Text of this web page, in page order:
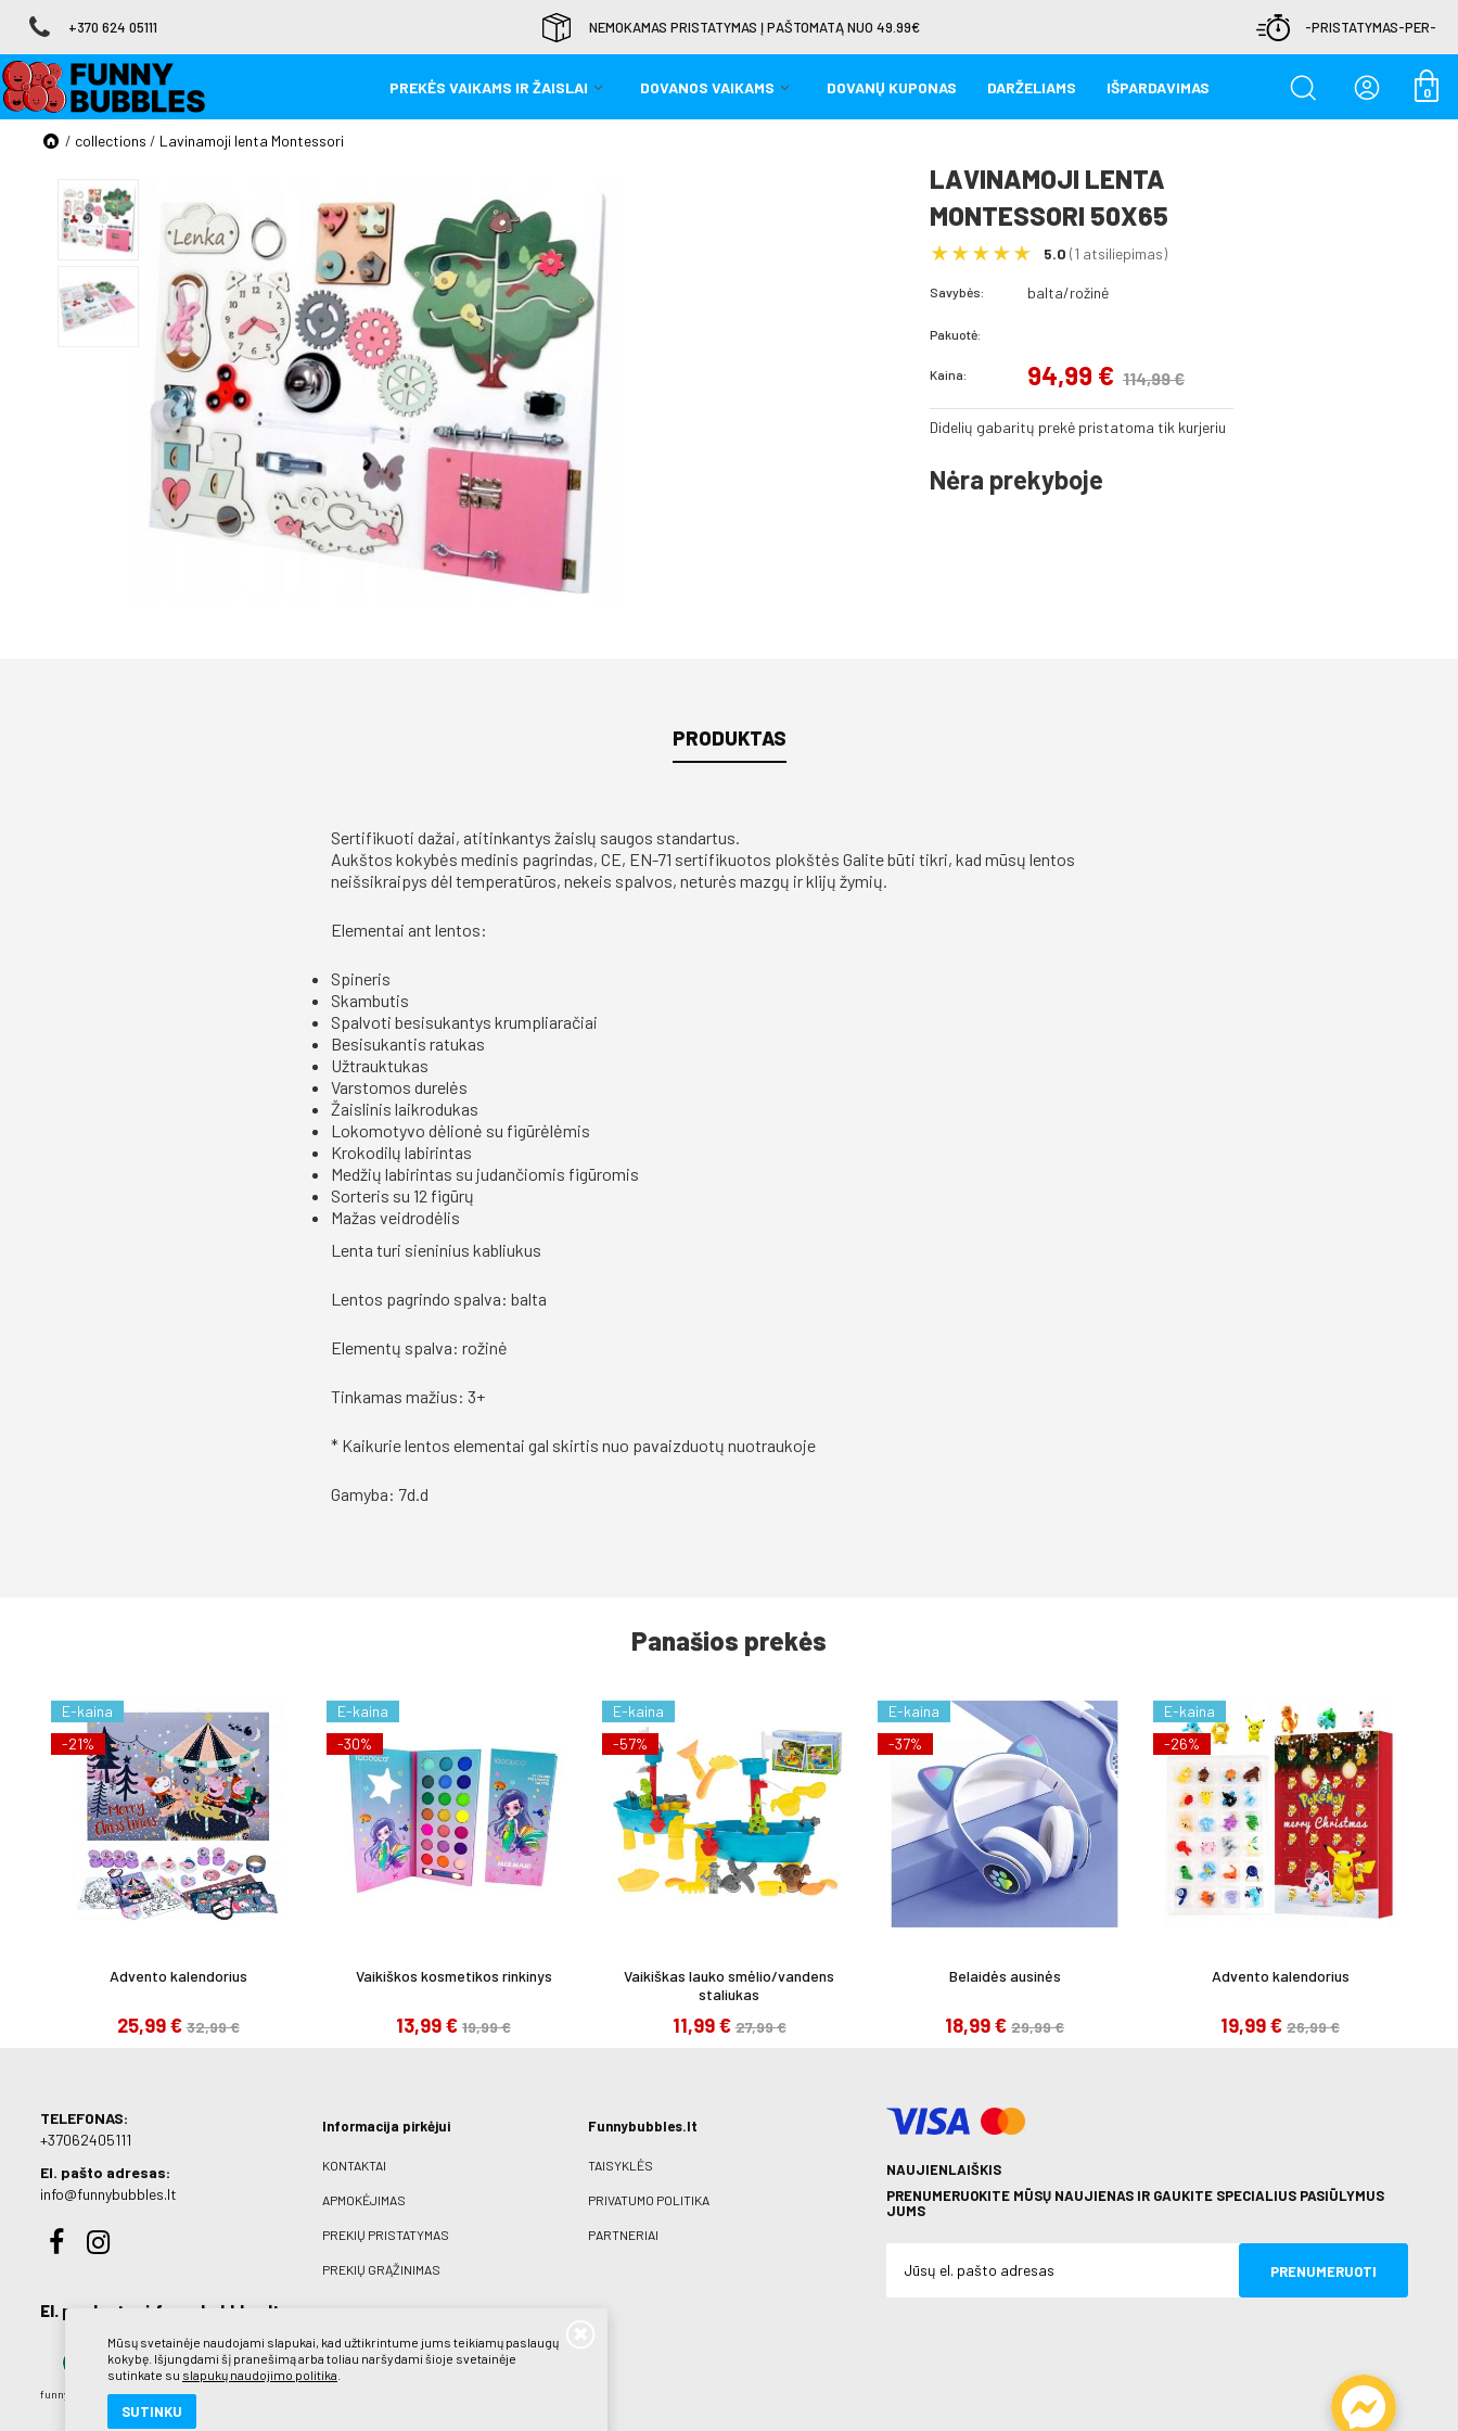
Mūsų svetainėje naudojami slapukai, kad užtikrintume jums teikiamų paslaugų
kokybę. Išjungdami šį pranešimą arba toliau naršydami šioje svetainėje
sutinkate su slapukų naudojimo politika
SUTINKU
+370 624 05111 NEMOKAMAS PRISTATYMAS Į PAŠTOMATĄ NUO 49.99€ -PRISTATYMAS-PER-
0
PREKĖS VAIKAMS IR ŽAISLAI DOVANOS VAIKAMS DOVANŲ KUPONAS DARŽELIAMS IŠPARDAVIMAS
/ collections / Lavinamoji lenta Montessori
LAVINAMOJI LENTA
MONTESSORI 50X65
5.0 (1 atsiliepimas)
Savybės: balta/rožinė
Pakuotė:
Kaina: 94,99 € 114,99 €
Didelių gabaritų prekė pristatoma tik kurjeriu
Nėra prekyboje
PRODUKTAS
Sertifikuoti dažai, atitinkantys žaislų saugos standartus.
Aukštos kokybės medinis pagrindas, CE, EN-71 sertifikuotos plokštės Galite būti tikri, kad mūsų lentos
neišsikraipys dėl temperatūros, nekeis spalvos, neturės mazgų ir klijų žymių.
Elementai ant lentos:
Spineris
Skambutis
Spalvoti besisukantys krumpliaračiai
Besisukantis ratukas
Užtrauktukas
Varstomos durelės
Žaislinis laikrodukas
Lokomotyvo dėlionė su figūrėlėmis
Krokodilų labirintas
Medžių labirintas su judančiomis figūromis
Sorteris su 12 figūrų
Mažas veidrodėlis
Lenta turi sieninius kabliukus
Lentos pagrindo spalva: balta
Elementų spalva: rožinė
Tinkamas mažius: 3+
* Kaikurie lentos elementai gal skirtis nuo pavaizduotų nuotraukoje
Gamyba: 7d.d
Panašios prekės
E-kaina
-21%
Advento kalendorius
25,99 €32,99 €
E-kaina
-30%
Vaikiškos kosmetikos rinkinys
13,99 € 19,99 €
E-kaina
-57%
Vaikiškas lauko smėlio/vandens
staliukas
11,99 €27,99 €
E-kaina
-37%
Belaidės ausinės
18,99 € 29,99 €
E-kaina
-26%
Advento kalendorius
19,99 € 26,99 €
TELEFONAS:
+37062405111
El. pašto adresas:
info@funnybubbles.lt
El. parduotuvė funnybubbles.lt
funnybubbles.lt
Informacija pirkėjui
KONTAKTAI
APMOKĖJIMAS
PREKIŲ PRISTATYMAS
PREKIŲ GRĄŽINIMAS
Funnybubbles.lt
TAISYKLĖS
PRIVATUMO POLITIKA
PARTNERIAI
NAUJIENLAIŠKIS
PRENUMERUOKITE MŪSŲ NAUJIENAS IR GAUKITE SPECIALIUS PASIŪLYMUS
JUMS
PRENUMERUOTI